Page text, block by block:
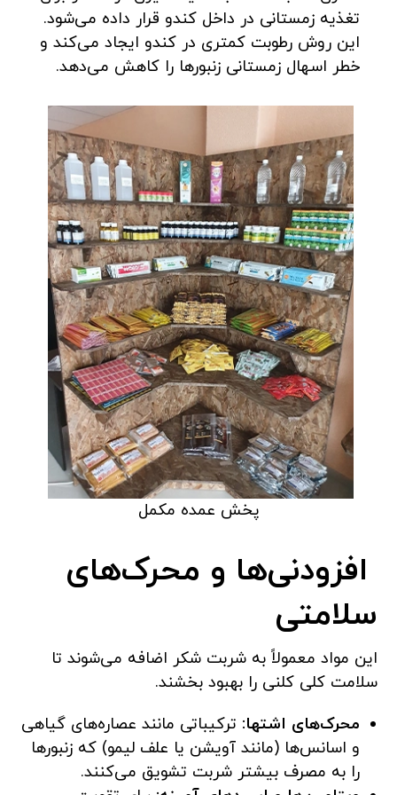
تغذیه زمستانی در داخل کندو قرار داده می‌شود.
این روش رطوبت کمتری در کندو ایجاد می‌کند و
خطر اسهال زمستانی زنبورها را کاهش می‌دهد.
پخش عمده مکمل
افزودنی‌ها و محرک‌های
سلامتی
این مواد معمولاً به شربت شکر اضافه می‌شوند تا
سلامت کلی کلنی را بهبود بخشند.
محرک‌های اشتها: ترکیباتی مانند عصاره‌های گیاهی
و اسانس‌ها (مانند آویشن یا علف لیمو) که زنبورها
را به مصرف بیشتر شربت تشویق می‌کنند.